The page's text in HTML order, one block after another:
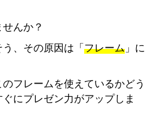
んか？
、その原因は「 フレーム 」に
フレームを使えているかどう
にプレゼン力がアップしま